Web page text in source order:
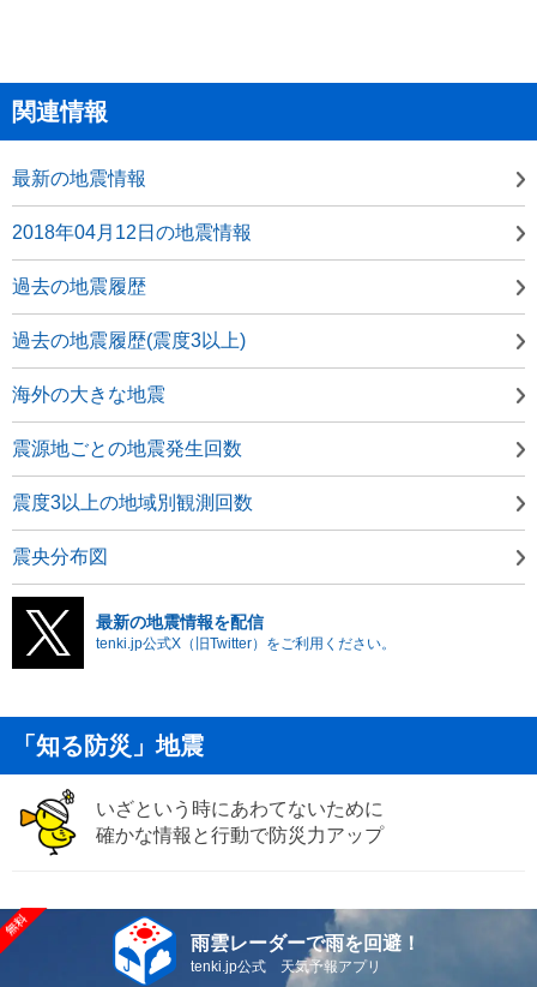
関連情報
最新の地震情報
2018年04月12日の地震情報
過去の地震履歴
過去の地震履歴(震度3以上)
海外の大きな地震
震源地ごとの地震発生回数
震度3以上の地域別観測回数
震央分布図
最新の地震情報を配信
tenki.jp公式X（旧Twitter）をご利用ください。
「知る防災」地震
いざという時にあわてないために
確かな情報と行動で防災力アップ
雨雲レーダーで雨を回避！
tenki.jp公式 天気予報アプリ